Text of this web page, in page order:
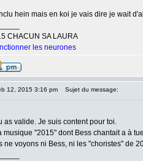
hein mais en koi je vais dire je wait
CHACUN SA LAURA
les neurones
12, 2015 3:16 pm Sujet du message:
as valide. Je suis content pour toi.
musique "2015" dont Bess chantait a à
ne voyons ni Bess, ni les "choristes" de